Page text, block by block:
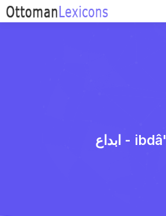
ابداع - ibdâ'